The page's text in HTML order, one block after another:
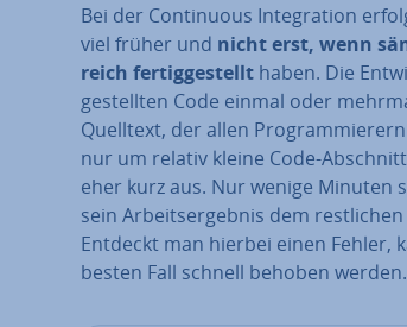
Bei der Con­ti­nuous In­te­gra­ti­on
viel früher und nicht erst, wenn
reich fer­tig­ge­stellt haben. Die
ge­stell­ten Code einmal oder
Quelltext, der allen
nur um relativ kleine Code-
eher kurz aus. Nur wenige Minuten
sein Ar­beits­er­geb­nis dem
Entdeckt man hierbei einen
besten Fall schnell behoben werden.